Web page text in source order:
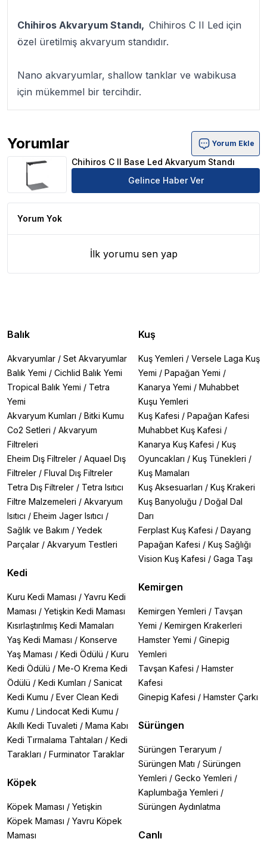
Chihiros Akvaryum Standı, Chihiros C II Led için
özel üretilmiş akvaryum standıdır.
Nano akvaryumlar, shallow tanklar ve wabikusa
için mükemmel bir tercihdir.
Yorumlar
Chihiros C II Base Led Akvaryum Standı Ürün Yorumları
Yorum Ekle
Chihiros C II Base Led Akvaryum Standı
Gelince Haber Ver
Yorum Yok
İlk yorumu sen yap
Balık
Akvaryumlar / Set Akvaryumlar
Balık Yemi / Cichlid Balık Yemi
Tropical Balık Yemi / Tetra
Yemi
Akvaryum Kumları / Bitki Kumu
Co2 Setleri / Akvaryum
Filtreleri
Eheim Dış Filtreler / Aquael Dış
Filtreler / Fluval Dış Filtreler
Tetra Dış Filtreler / Tetra Isıtıcı
Filtre Malzemeleri / Akvaryum
Isıtıcı / Eheim Jager Isıtıcı /
Sağlık ve Bakım / Yedek
Parçalar / Akvaryum Testleri
Kedi
Kuru Kedi Maması / Yavru Kedi
Maması / Yetişkin Kedi Maması
Kısırlaştırılmış Kedi Mamaları
Yaş Kedi Maması / Konserve
Yaş Maması / Kedi Ödülü / Kuru
Kedi Ödülü / Me-O Krema Kedi
Ödülü / Kedi Kumları / Sanicat
Kedi Kumu / Ever Clean Kedi
Kumu / Lindocat Kedi Kumu /
Akıllı Kedi Tuvaleti / Mama Kabı
Kedi Tırmalama Tahtaları / Kedi
Tarakları / Furminator Taraklar
Köpek
Köpek Maması / Yetişkin
Köpek Maması / Yavru Köpek
Maması
Kuş
Kuş Yemleri / Versele Laga Kuş
Yemi / Papağan Yemi /
Kanarya Yemi / Muhabbet
Kuşu Yemleri
Kuş Kafesi / Papağan Kafesi
Muhabbet Kuş Kafesi /
Kanarya Kuş Kafesi / Kuş
Oyuncakları / Kuş Tünekleri /
Kuş Mamaları
Kuş Aksesuarları / Kuş Krakeri
Kuş Banyoluğu / Doğal Dal
Darı
Ferplast Kuş Kafesi / Dayang
Papağan Kafesi / Kuş Sağlığı
Vision Kuş Kafesi / Gaga Taşı
Kemirgen
Kemirgen Yemleri / Tavşan
Yemi / Kemirgen Krakerleri
Hamster Yemi / Ginepig
Yemleri
Tavşan Kafesi / Hamster
Kafesi
Ginepig Kafesi / Hamster Çarkı
Sürüngen
Sürüngen Teraryum /
Sürüngen Matı / Sürüngen
Yemleri / Gecko Yemleri /
Kaplumbağa Yemleri /
Sürüngen Aydınlatma
Canlı